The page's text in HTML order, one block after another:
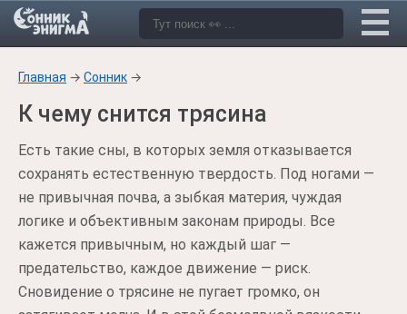
Главная → Сонник →
К чему снится трясина
Есть такие сны, в которых земля отказывается
сохранять естественную твердость. Под ногами —
не привычная почва, а зыбкая материя, чуждая
логике и объективным законам природы. Все
кажется привычным, но каждый шаг —
предательство, каждое движение — риск.
Сновидение о трясине не пугает громко, он